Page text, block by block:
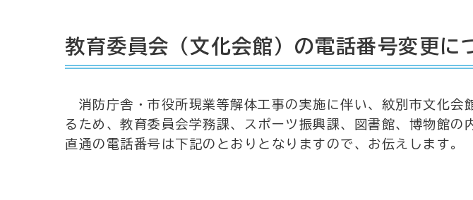
教育委員会（文化会館）の電話番号変更に
消防庁舎・市役所現業等解体工事の実施に伴い、紋別市文化会
るため、教育委員会学務課、スポーツ振興課、図書館、博物館の
直通の電話番号は下記のとおりとなりますので、お伝えします。